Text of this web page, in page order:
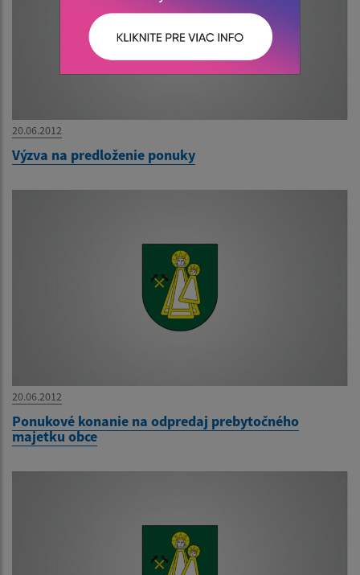
20.06.2012
Výzva na predloženie ponuky
20.06.2012
Ponukové konanie na odpredaj prebytočného
majetku obce